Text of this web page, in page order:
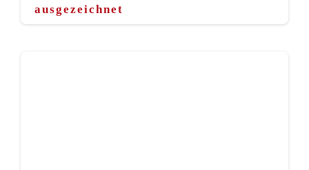
ausgezeichnet